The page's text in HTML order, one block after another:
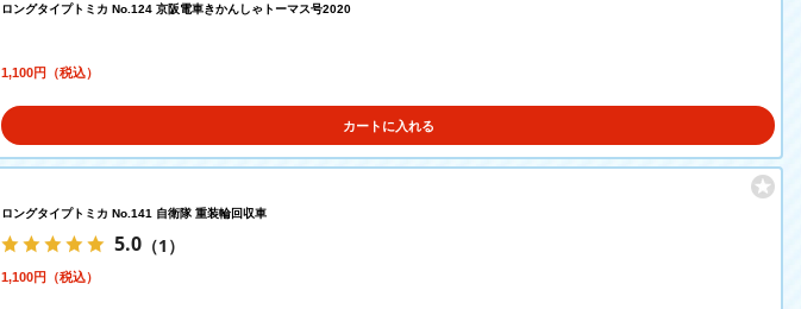
ロングタイプトミカ No.124 京阪電車きかんしゃトーマス号2020
1,100円（税込）
カートに入れる
ロングタイプトミカ No.141 自衛隊 重装輪回収車
5.0 （1）
1,100円（税込）